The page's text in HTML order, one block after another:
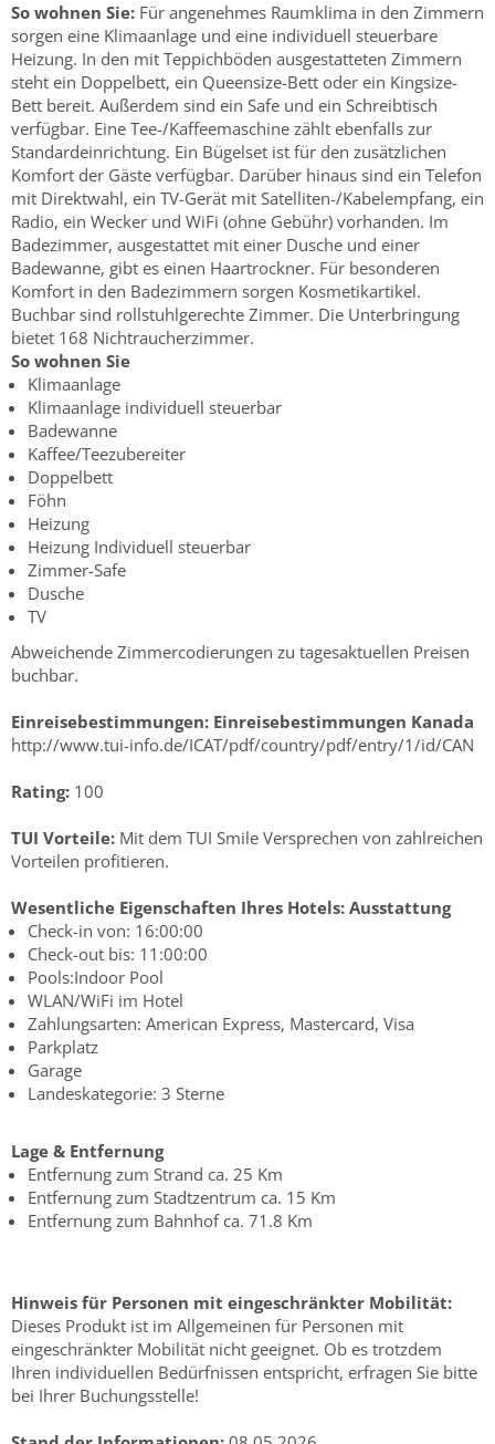
So wohnen Sie: Für angenehmes Raumklima in den Zimmern
sorgen eine Klimaanlage und eine individuell steuerbare
Heizung. In den mit Teppichböden ausgestatteten Zimmern
steht ein Doppelbett, ein Queensize-Bett oder ein Kingsize-
Bett bereit. Außerdem sind ein Safe und ein Schreibtisch
verfügbar. Eine Tee-/Kaffeemaschine zählt ebenfalls zur
Standardeinrichtung. Ein Bügelset ist für den zusätzlichen
Komfort der Gäste verfügbar. Darüber hinaus sind ein Telefon
mit Direktwahl, ein TV-Gerät mit Satelliten-/Kabelempfang, ein
Radio, ein Wecker und WiFi (ohne Gebühr) vorhanden. Im
Badezimmer, ausgestattet mit einer Dusche und einer
Badewanne, gibt es einen Haartrockner. Für besonderen
Komfort in den Badezimmern sorgen Kosmetikartikel.
Buchbar sind rollstuhlgerechte Zimmer. Die Unterbringung
bietet 168 Nichtraucherzimmer.
So wohnen Sie
Klimaanlage
Klimaanlage individuell steuerbar
Badewanne
Kaffee/Teezubereiter
Doppelbett
Föhn
Heizung
Heizung Individuell steuerbar
Zimmer-Safe
Dusche
TV
Abweichende Zimmercodierungen zu tagesaktuellen Preisen
buchbar.
Einreisebestimmungen: Einreisebestimmungen Kanada
http://www.tui-info.de/ICAT/pdf/country/pdf/entry/1/id/CAN
Rating: 100
TUI Vorteile: Mit dem TUI Smile Versprechen von zahlreichen
Vorteilen profitieren.
Wesentliche Eigenschaften Ihres Hotels: Ausstattung
Check-in von: 16:00:00
Check-out bis: 11:00:00
Pools:Indoor Pool
WLAN/WiFi im Hotel
Zahlungsarten: American Express, Mastercard, Visa
Parkplatz
Garage
Landeskategorie: 3 Sterne
Lage & Entfernung
Entfernung zum Strand ca. 25 Km
Entfernung zum Stadtzentrum ca. 15 Km
Entfernung zum Bahnhof ca. 71.8 Km
Hinweis für Personen mit eingeschränkter Mobilität:
Dieses Produkt ist im Allgemeinen für Personen mit
eingeschränkter Mobilität nicht geeignet. Ob es trotzdem
Ihren individuellen Bedürfnissen entspricht, erfragen Sie bitte
bei Ihrer Buchungsstelle!